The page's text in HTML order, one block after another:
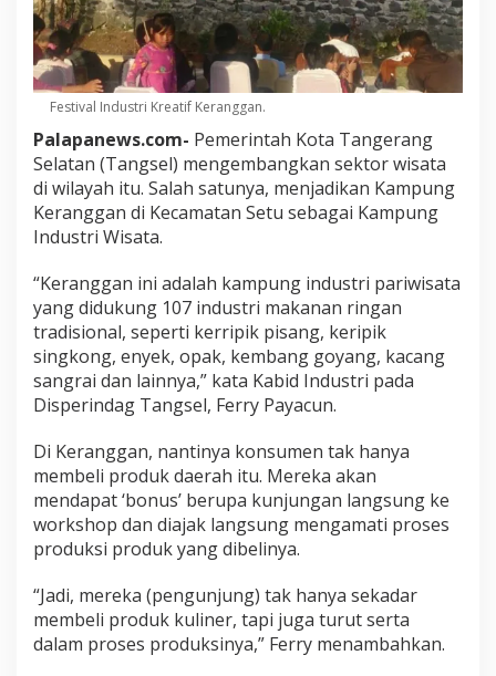
Festival Industri Kreatif Keranggan.
Palapanews.com- Pemerintah Kota Tangerang
Selatan (Tangsel) mengembangkan sektor wisata
di wilayah itu. Salah satunya, menjadikan Kampung
Keranggan di Kecamatan Setu sebagai Kampung
Industri Wisata.
“Keranggan ini adalah kampung industri pariwisata
yang didukung 107 industri makanan ringan
tradisional, seperti kerripik pisang, keripik
singkong, enyek, opak, kembang goyang, kacang
sangrai dan lainnya,” kata Kabid Industri pada
Disperindag Tangsel, Ferry Payacun.
Di Keranggan, nantinya konsumen tak hanya
membeli produk daerah itu. Mereka akan
mendapat ‘bonus’ berupa kunjungan langsung ke
workshop dan diajak langsung mengamati proses
produksi produk yang dibelinya.
“Jadi, mereka (pengunjung) tak hanya sekadar
membeli produk kuliner, tapi juga turut serta
dalam proses produksinya,” Ferry menambahkan.